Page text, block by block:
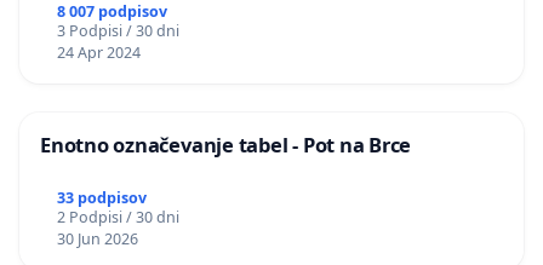
8 007 podpisov
3 Podpisi / 30 dni
24 Apr 2024
Enotno označevanje tabel - Pot na Brce
33 podpisov
2 Podpisi / 30 dni
30 Jun 2026